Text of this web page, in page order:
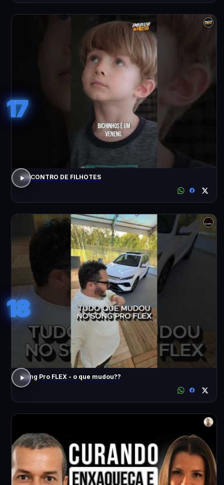
17
ENCONTRO DE FILHOTES
18
Song Pro FLEX - o que mudou??